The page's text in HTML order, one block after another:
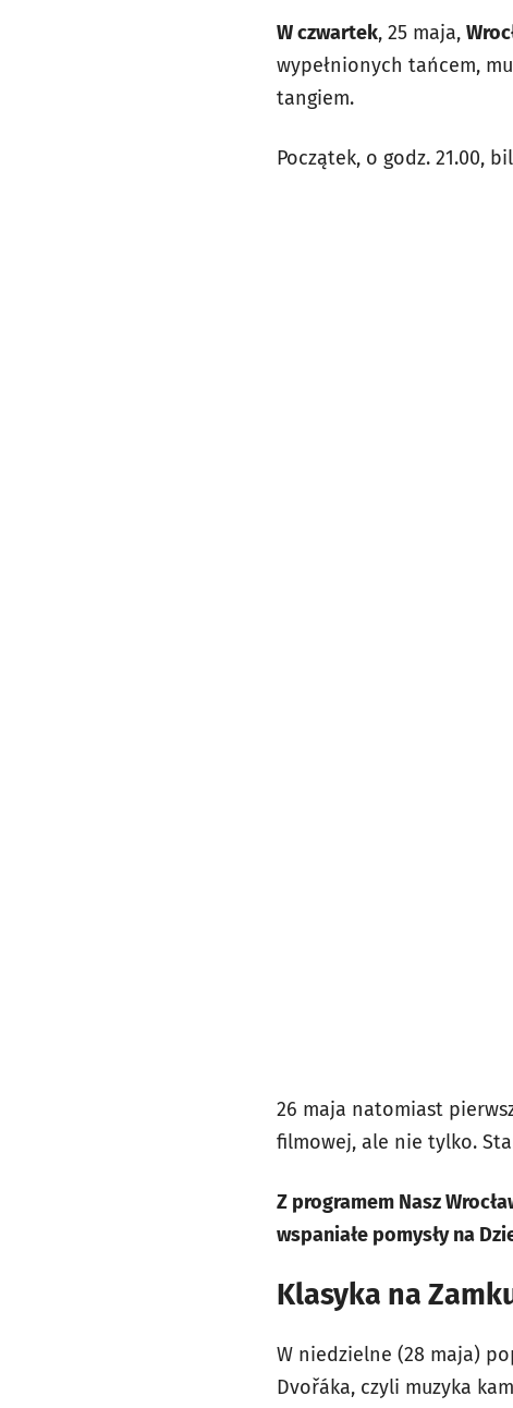
W czwartek, 25 maja,
wypełnionych tańcem,
tangiem.
Początek, o godz. 21.00,
26 maja natomiast
filmowej, ale nie tylko.
Z programem Nasz
wspaniałe pomysły na
Klasyka na
W niedzielne (28 maja)
Dvořáka, czyli muzyka